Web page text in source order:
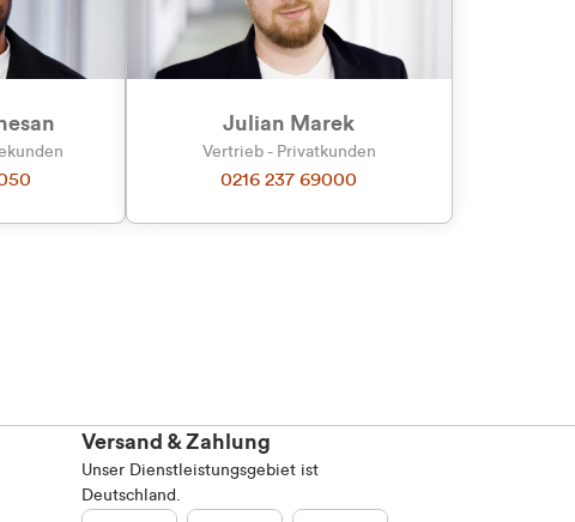
Julian Marek
Vertrieb - Privatkunden
0216 237 69000
Versand & Zahlung
Unser Dienstleistungsgebiet ist
Deutschland.